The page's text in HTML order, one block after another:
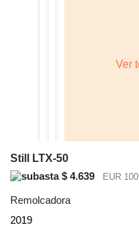
Still LTX-50
$ 4.639
EUR 100
Remolcadora
2019